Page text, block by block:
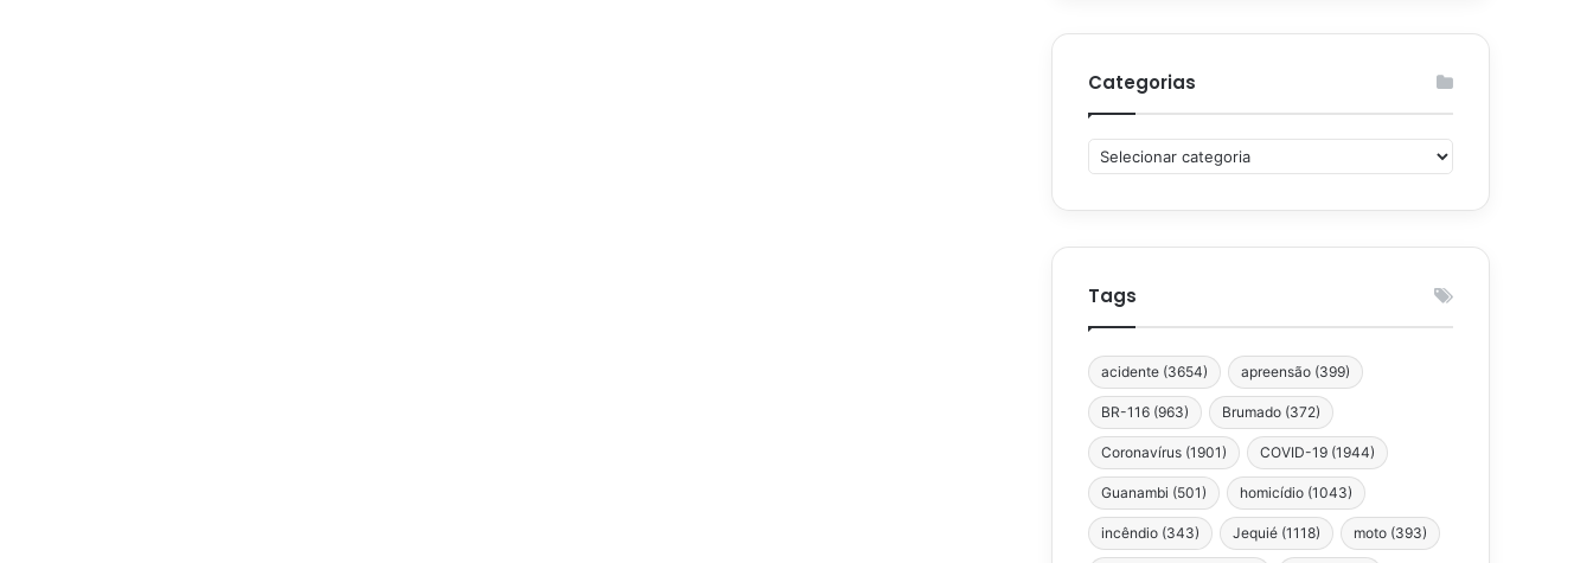
Categorias
Categorias
Tags
acidente (3654) apreensão (399)
BR-116 (963) Brumado (372)
Coronavírus (1901) COVID-19 (1944)
Guanambi (501) homicídio (1043)
incêndio (343) Jequié (1118) moto (393)